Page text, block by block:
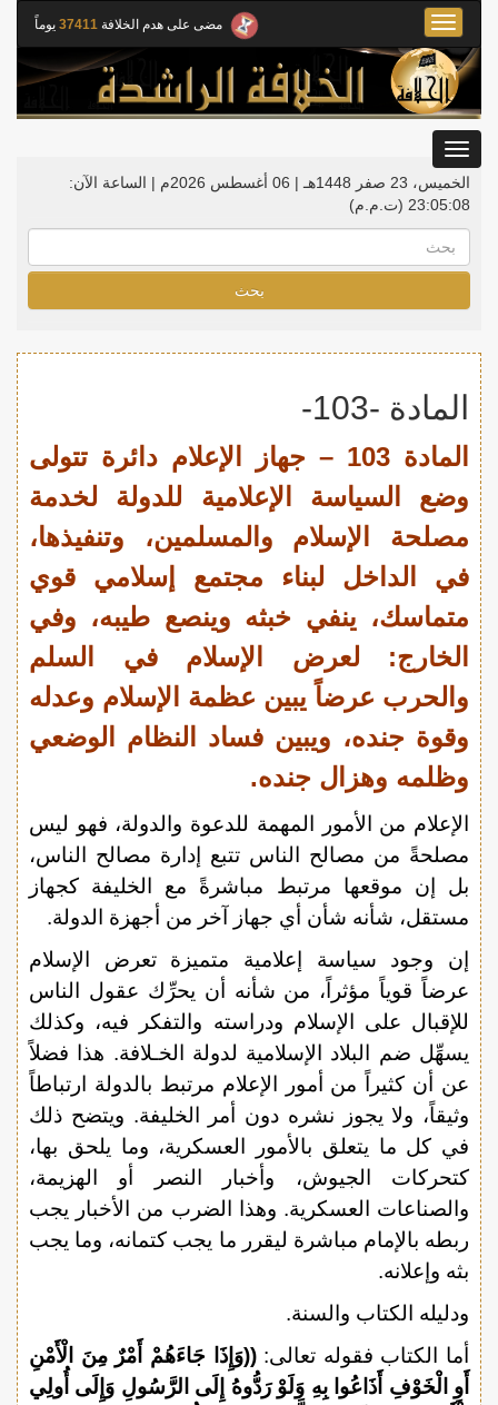
مضى على هدم الخلافة 37411 يوماً
Toggle
navigation
الخميس، 23 صفر 1448هـ | 06 أغسطس 2026م |
الساعة الآن:
23:05:09 (ت.م.م)
بحث
المادة -103-
المادة 103 – جهاز الإعلام دائرة تتولى
وضع السياسة الإعلامية للدولة لخدمة
مصلحة الإسلام والمسلمين، وتنفيذها،
في الداخل لبناء مجتمع إسلامي قوي
متماسك، ينفي خبثه وينصع طيبه، وفي
الخارج: لعرض الإسلام في السلم
والحرب عرضاً يبين عظمة الإسلام وعدله
وقوة جنده، ويبين فساد النظام الوضعي
وظلمه وهزال جنده.
الإعلام من الأمور المهمة للدعوة والدولة، فهو ليس
مصلحةً من مصالح الناس تتبع إدارة مصالح الناس،
بل إن موقعها مرتبط مباشرةً مع الخليفة كجهاز
مستقل، شأنه شأن أي جهاز آخر من أجهزة الدولة.
إن وجود سياسة إعلامية متميزة تعرض الإسلام
عرضاً قوياً مؤثراً، من شأنه أن يحرِّك عقول الناس
للإقبال على الإسلام ودراسته والتفكر فيه، وكذلك
يسهِّل ضم البلاد الإسلامية لدولة الخـلافة. هذا فضلاً
عن أن كثيراً من أمور الإعلام مرتبط بالدولة ارتباطاً
وثيقاً، ولا يجوز نشره دون أمر الخليفة. ويتضح ذلك
في كل ما يتعلق بالأمور العسكرية، وما يلحق بها،
كتحركات الجيوش، وأخبار النصر أو الهزيمة،
والصناعات العسكرية. وهذا الضرب من الأخبار يجب
ربطه بالإمام مباشرة ليقرر ما يجب كتمانه، وما يجب
بثه وإعلانه.
ودليله الكتاب والسنة.
أما الكتاب فقوله تعالى:((وَإِذَا جَاءَهُمْ أَمْرٌ مِنَ الْأَمْنِ
أَوِ الْخَوْفِ أَذَاعُوا بِهِ وَلَوْ رَدُّوهُ إِلَى الرَّسُولِ وَإِلَى أُولِي